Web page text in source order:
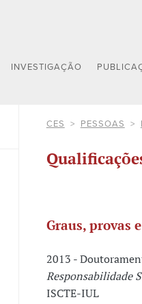
INVESTIGAÇÃO
CES PESSOAS
Graus, provas
2013 -
Responsabilidade
ISCTE-IUL